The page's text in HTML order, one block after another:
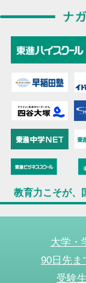
教育力こそが、
大学・
90日先ま
受験